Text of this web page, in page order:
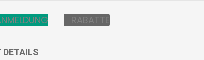
RABATTE
DETAILS